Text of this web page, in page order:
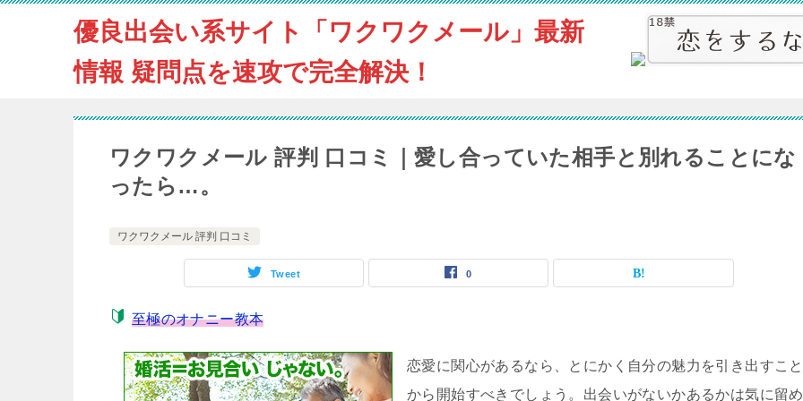
優良出会い系サイト「ワクワクメール」最新
情報 疑問点を速攻で完全解決！
ワクワクメール 評判 口コミ｜愛し合っていた相手と別れることにな
ったら…。
ワクワクメール 評判 口コミ
Tweet 0
至極のオナニー教本
恋愛に関心があるなら、とにかく自分の魅力を引き出すこと
から開始すべきでしょう。出会いがないかあるかは気に留め